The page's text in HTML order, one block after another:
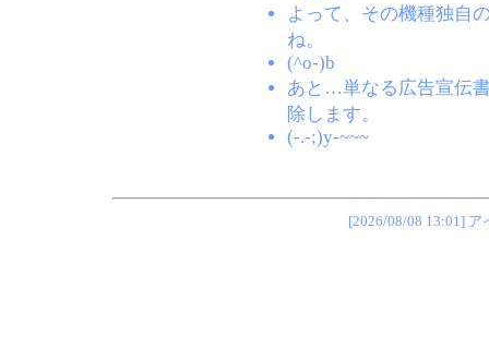
よって、その機種独自
ね。
(^o-)b
あと…単なる広告宣伝
除します。
(-.-;)y-~~~
[2026/08/08 13:01]